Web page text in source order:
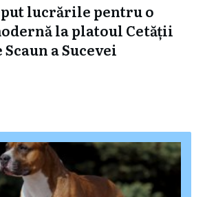
lucrările pentru o
la platoul Cetății
Scaun a Sucevei